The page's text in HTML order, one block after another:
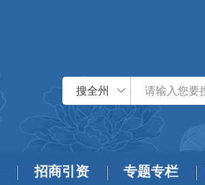
搜全州
招商引资 专题专栏